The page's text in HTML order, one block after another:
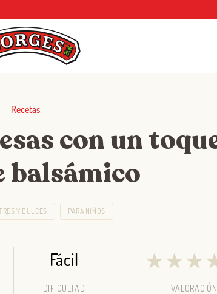
Recetas
con un
balsámico
Y DULCES PARA NIÑOS
Fácil
DIFICULTAD
★★★
VALORACIÓN